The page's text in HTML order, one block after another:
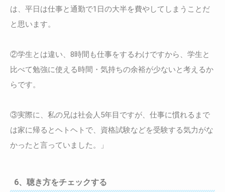
は、平日は仕事と通勤で1日の大半を費やしてしまうことだ
と思います。
②学生とは違い、8時間も仕事をするわけですから、学生と
比べて勉強に使える時間・気持ちの余裕が少ないと考えるか
らです。
③実際に、私の兄は社会人5年目ですが、仕事に慣れるまで
は家に帰るとヘトヘトで、資格試験などを受験する気力がな
かったと言っていました。」
6、聴き方をチェックする